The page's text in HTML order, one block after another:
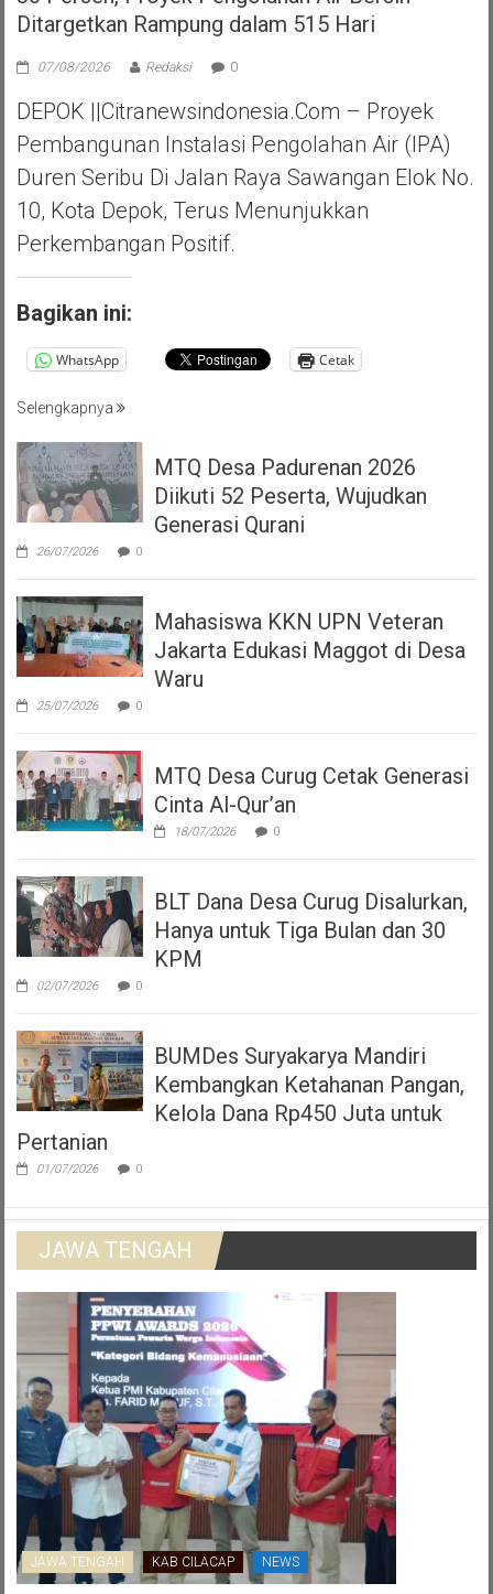
Ditargetkan Rampung dalam 515 Hari
07/08/2026 Redaksi 0
DEPOK ||Citranewsindonesia.com – Proyek
Pembangunan Instalasi Pengolahan Air (IPA)
Duren Seribu Di Jalan Raya Sawangan Elok No.
10, Kota Depok, Terus Menunjukkan
Perkembangan Positif.
Bagikan ini:
WhatsApp Cetak
Selengkapnya
MTQ Desa Padurenan 2026
Diikuti 52 Peserta, Wujudkan
Generasi Qurani
26/07/2026 0
Mahasiswa KKN UPN Veteran
Jakarta Edukasi Maggot di Desa
Waru
25/07/2026 0
MTQ Desa Curug Cetak Generasi
Cinta Al-Qur’an
18/07/2026 0
BLT Dana Desa Curug Disalurkan,
Hanya untuk Tiga Bulan dan 30
KPM
02/07/2026 0
BUMDes Suryakarya Mandiri
Kembangkan Ketahanan Pangan,
Kelola Dana Rp450 Juta untuk
Pertanian
01/07/2026 0
JAWA TENGAH
JAWA TENGAH KAB CILACAP NEWS